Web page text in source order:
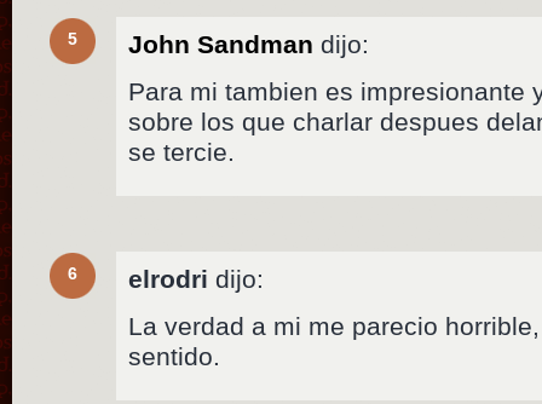
5 John Sandman dijo:
Para mi tambien es impresionante
sobre los que charlar despues
se tercie.
6 elrodri dijo:
La verdad a mi me parecio
sentido.